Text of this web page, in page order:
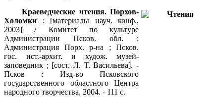
Краеведческие чтения. Порхов-
Холомки : [материалы науч. конф.,
2003] / Комитет по культуре
Администрации Псков. обл. ;
Администрация Порх. р-на ; Псков.
гос. ист.-архит. и худож. музей-
заповедник ; [сост. Л. Т. Васильева]. -
Псков : Изд-во Псковского
государственного областного Центра
народного творчества, 2004. - 111 с.